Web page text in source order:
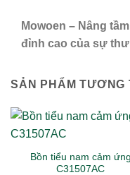
Mowoen – Nâng
đỉnh cao của sự
SẢN PHẨM TƯƠNG
Bồn tiểu nam cảm ứng
C31507AC